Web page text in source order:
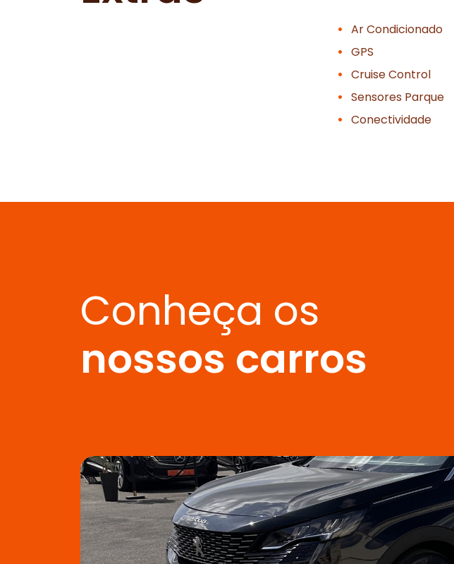
Ar Condicionado
GPS
Cruise Control
Sensores Parque
Conectividade
Conheça os
nossos carros